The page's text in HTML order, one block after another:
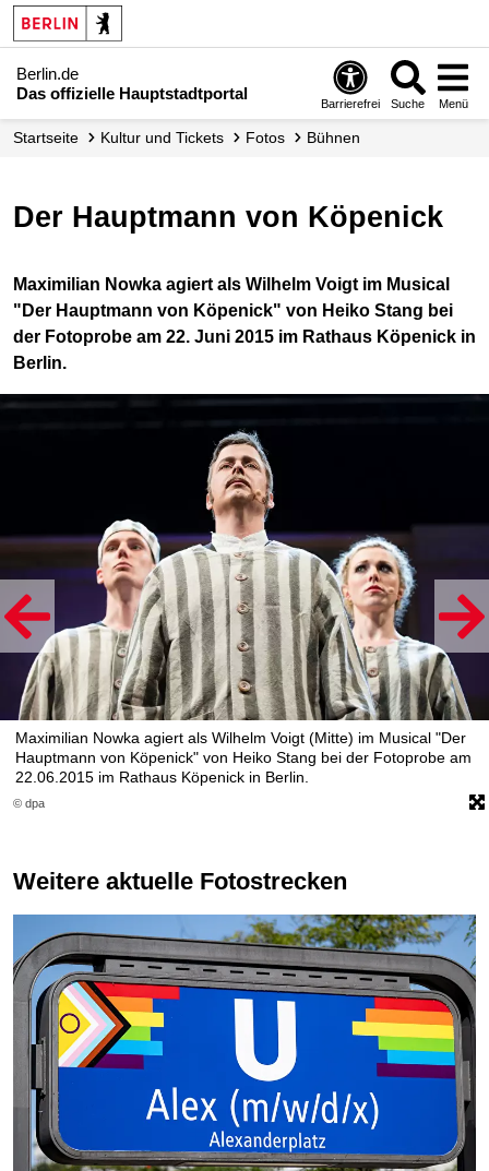
Berlin.de
Das offizielle Hauptstadtportal
Barrierefrei Suche Menü
Startseite Kultur und Tickets Fotos Bühnen
Der Hauptmann von Köpenick
Maximilian Nowka agiert als Wilhelm Voigt im Musical
"Der Hauptmann von Köpenick" von Heiko Stang bei
der Fotoprobe am 22. Juni 2015 im Rathaus Köpenick in
Berlin.
© dpa
Maximilian Nowka agiert als Wilhelm Voigt (Mitte) im Musical "Der
Hauptmann von Köpenick" von Heiko Stang bei der Fotoprobe am
22.06.2015 im Rathaus Köpenick in Berlin.
Weitere aktuelle Fotostrecken